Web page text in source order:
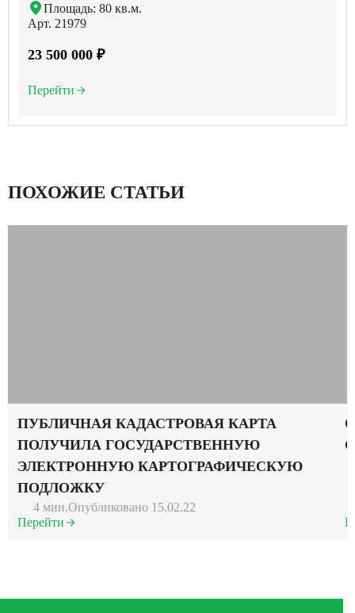
Площадь: 80 кв.м.
Арт. 21979
23 500 000 ₽
Перейти
ПОХОЖИЕ СТАТЬИ
ПУБЛИЧНАЯ КАДАСТРОВАЯ КАРТА
ПОЛУЧИЛА ГОСУДАРСТВЕННУЮ
ЭЛЕКТРОННУЮ КАРТОГРАФИЧЕСКУЮ
ПОДЛОЖКУ
4 мин.Опубликовано 15.02.22
Перейти